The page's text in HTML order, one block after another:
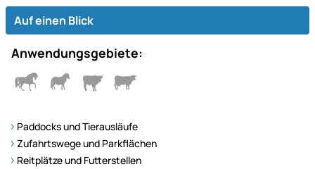
Auf einen Blick
Anwendungsgebiete:
Paddocks und Tierausläufe
Zufahrtswege und Parkflächen
Reitplätze und Futterstellen